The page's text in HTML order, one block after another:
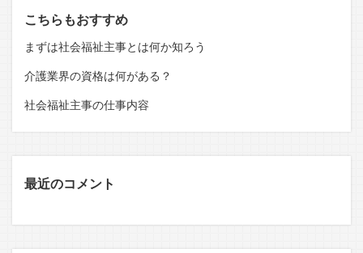
こちらもおすすめ
まずは社会福祉主事とは何か知ろう
介護業界の資格は何がある？
社会福祉主事の仕事内容
最近のコメント